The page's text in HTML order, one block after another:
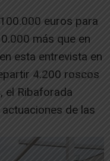
euros para
más que en
esta entrevista en
4.200 roscos
el Ribaforada
de las